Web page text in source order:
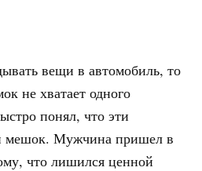
вещи в автомобиль, то
не хватает одного
понял, что эти
мешок. Мужчина пришел в
что лишился ценной